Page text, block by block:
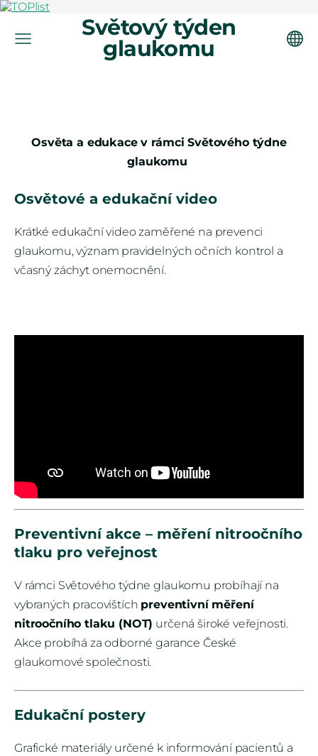
Světový týden
glaukomu
Osvěta a edukace v rámci Světového týdne
glaukomu
Osvětové a edukační video
Krátké edukační video zaměřené na prevenci
glaukomu, význam pravidelných očních kontrol a
včasný záchyt onemocnění.
Preventivní akce – měření nitroočního
tlaku pro veřejnost
V rámci Světového týdne glaukomu probíhají na
vybraných pracovištích preventivní měření
nitroočního tlaku (NOT) určená široké veřejnosti.
Akce probíhá za odborné garance České
glaukomové společnosti.
Edukační postery
Grafické materiály určené k informování pacientů a